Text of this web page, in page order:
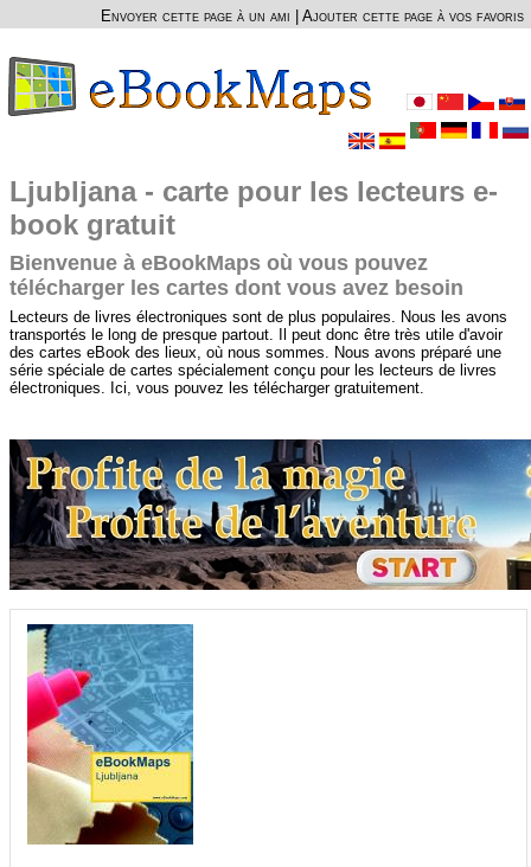
Envoyer cette page à un ami Ajouter cette page à vos favoris
Ljubljana - carte pour les lecteurs e-
book gratuit
Bienvenue à eBookMaps où vous pouvez
télécharger les cartes dont vous avez besoin
Lecteurs de livres électroniques sont de plus populaires. Nous les avons
transportés le long de presque partout. Il peut donc être très utile d'avoir
des cartes eBook des lieux, où nous sommes. Nous avons préparé une
série spéciale de cartes spécialement conçu pour les lecteurs de livres
électroniques. Ici, vous pouvez les télécharger gratuitement.